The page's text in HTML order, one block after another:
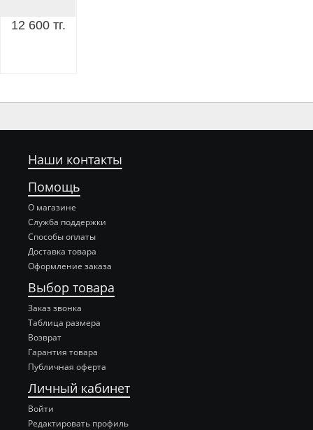
12 600 тг.
Наши контакты
Помощь
О магазине
Служба поддержки
Способы оплаты
Доставка товара
Оформление заказа
Выбор товара
Заказ звонка
Таблица размера
Возврат
Гарантия товара
Публичная оферта
Личный кабинет
Войти
Редактировать профиль